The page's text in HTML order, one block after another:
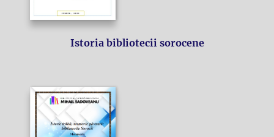
Istoria bibliotecii sorocene